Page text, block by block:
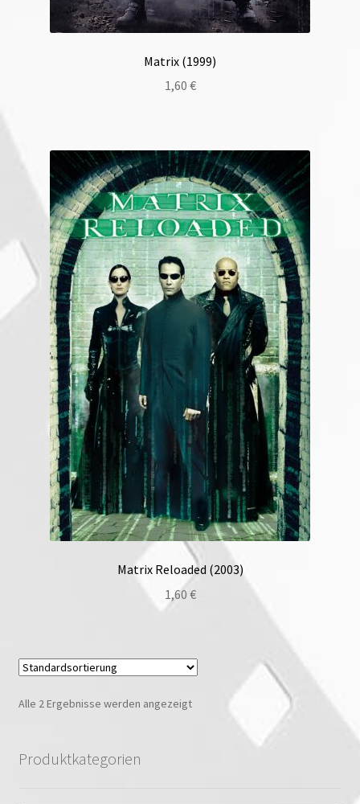
Matrix (1999)
1,60 €
Matrix Reloaded (2003)
1,60 €
Alle 2 Ergebnisse werden angezeigt
Produktkategorien